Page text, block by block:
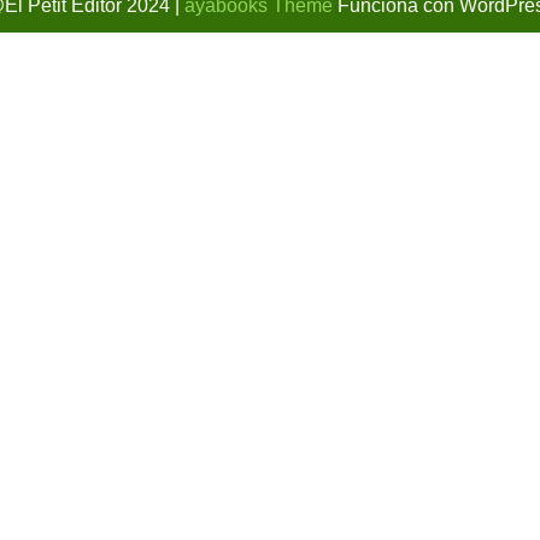
Petit Editor 2024 | ayabooks Theme Funciona con